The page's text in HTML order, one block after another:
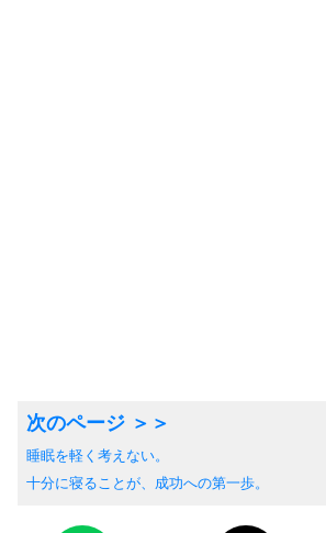
睡眠を軽く考えない。
十分に寝ることが、成功への第一歩。